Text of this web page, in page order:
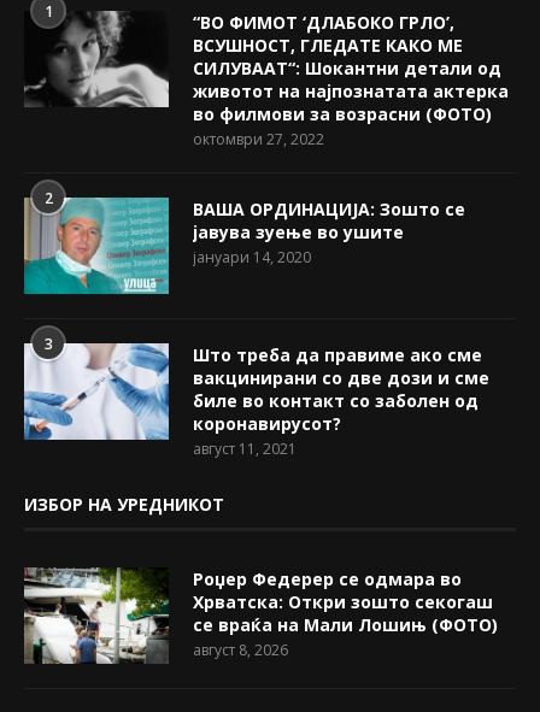
1
“ВО ФИМОТ ‘ДЛАБОКО ГРЛО’,
ВСУШНОСТ, ГЛЕДАТЕ КАКО МЕ
СИЛУВААТ“: Шокантни детали од
животот на најпознатата актерка
во филмови за возрасни (ФОТО)
октомври 27, 2022
2
ВАША ОРДИНАЦИЈА: Зошто се
јавува зуење во ушите
јануари 14, 2020
3
Што треба да правиме ако сме
вакцинирани со две дози и сме
биле во контакт со заболен од
коронавирусот?
август 11, 2021
ИЗБОР НА УРЕДНИКОТ
Роџер Федерер се одмара во
Хрватска: Откри зошто секогаш
се враќа на Мали Лошињ (ФОТО)
август 8, 2026